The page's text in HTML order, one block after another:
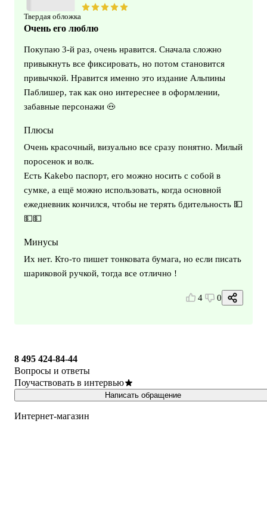
Твердая обложка
Очень его люблю
Покупаю 3-й раз, очень нравится. Сначала сложно
привыкнуть все фиксировать, но потом становится
привычкой. Нравится именно это издание Альпины
Паблишер, так как оно интереснее в оформлении,
забавные персонажи 🐽
Плюсы
Очень красочный, визуально все сразу понятно. Милый
поросенок и волк.
Есть Kakebo паспорт, его можно носить с собой в
сумке, а ещё можно использовать, когда основной
ежедневник кончился, чтобы не терять бдительность 💵
💵💵
Минусы
Их нет. Кто-то пишет тонковата бумага, но если писать
шариковой ручкой, тогда все отлично !
4 0
8 495 424-84-44
Вопросы и ответы
Поучаствовать в интервью
Написать обращение
Интернет-магазин